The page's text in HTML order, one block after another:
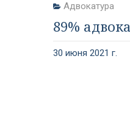
Адвокатура
89%
30 июня 2021 г.